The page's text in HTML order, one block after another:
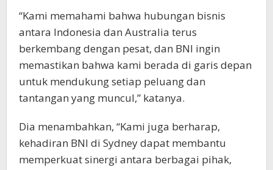
“Kami memahami bahwa hubungan bisnis
antara Indonesia dan Australia terus
berkembang dengan pesat, dan BNI ingin
memastikan bahwa kami berada di garis depan
untuk mendukung setiap peluang dan
tantangan yang muncul,” katanya.
Dia menambahkan, “Kami juga berharap,
kehadiran BNI di Sydney dapat membantu
memperkuat sinergi antara berbagai pihak,